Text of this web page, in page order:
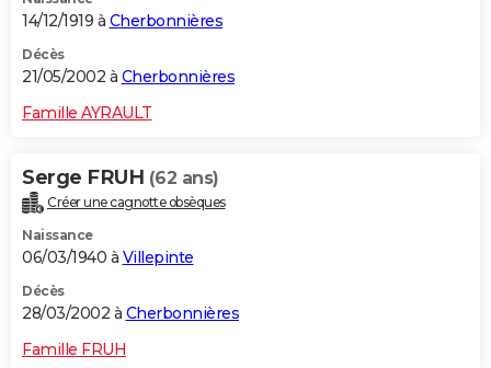
14/12/1919 à Cherbonnières
Décès
21/05/2002 à Cherbonnières
Famille AYRAULT
Serge FRUH (62 ans)
Créer une cagnotte obsèques
Naissance
06/03/1940 à Villepinte
Décès
28/03/2002 à Cherbonnières
Famille FRUH